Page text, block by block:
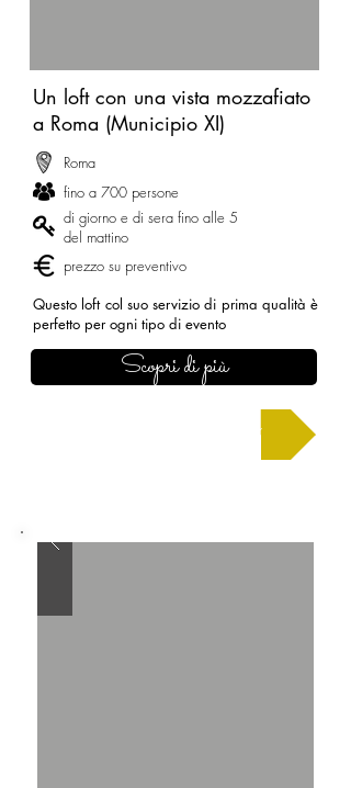
Un loft con una vista mozzafiato
a Roma (Municipio XI)
Roma
fino a 700 persone
di giorno e di sera fino alle 5
del mattino
prezzo su preventivo
Questo loft col suo servizio di prima qualità è
perfetto per ogni tipo di evento
Scopri di più